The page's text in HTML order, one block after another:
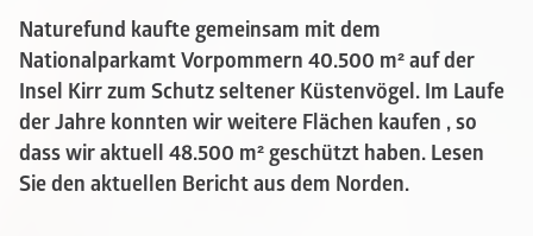
Naturefund kaufte gemeinsam mit dem
Nationalparkamt Vorpommern 40.500 m² auf der
Insel Kirr zum Schutz seltener Küstenvögel. Im Laufe
der Jahre konnten wir weitere Flächen kaufen , so
dass wir aktuell 48.500 m² geschützt haben. Lesen
Sie den aktuellen Bericht aus dem Norden.